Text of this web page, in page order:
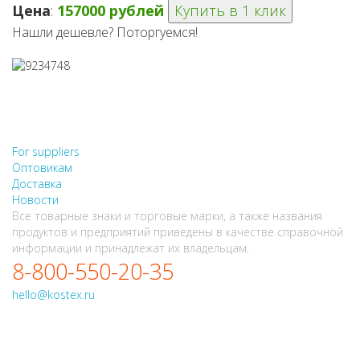
Цена: 157000 рублей Купить в 1 клик
Нашли дешевле? Поторгуемся!
For suppliers
Оптовикам
Доставка
Новости
Все товарные знаки и торговые марки, а также названия
продуктов и предприятий приведены в качестве справочной
информации и принадлежат их владельцам.
8-800-550-20-35
hello@kostex.ru